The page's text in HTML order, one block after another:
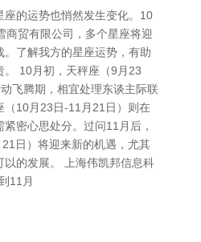
座的运势也悄然发生变化。10
商贸有限公司，多个星座将迎
了解我方的星座运势，有助
。 10月初，天秤座（9月23
飞腾期，相宜处理东谈主际联
（10月23日-11月21日）则在
密心思处分。过问11月后，
日）将迎来新的机遇，尤其
的发展。 上海伟凯邦信息科
11月